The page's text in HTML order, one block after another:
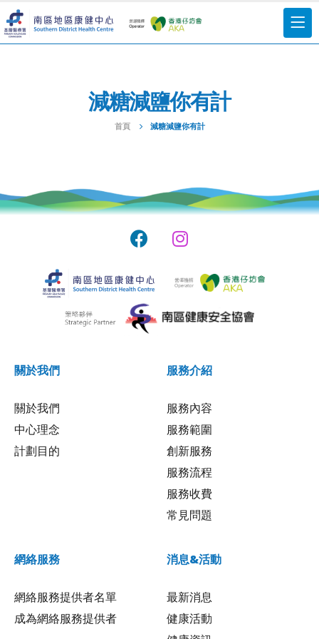
減糖減鹽你有計
首頁 減糖減鹽你有計
關於我們
關於我們
中心理念
計劃目的
服務介紹
服務內容
服務範圍
創新服務
服務流程
服務收費
常見問題
網絡服務
網絡服務提供者名單
成為網絡服務提供者
消息&活動
最新消息
健康活動